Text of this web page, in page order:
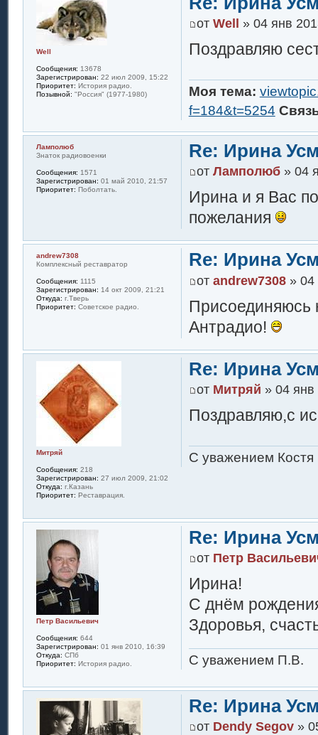
от Well » 04 янв
Поздравляю
Моя тема:
f=184&t=5254
Well
Сообщения: 13678
Зарегистрирован: 22 июл 2009, 15:22
Приоритет: История радио.
Позывной: "Россия" (1977-1980)
Re: Ирина
от Ламполюб» 04
Ирина и я Вас
пожелания
Ламполюб
Знаток радиовоенки
Сообщения: 1571
Зарегистрирован: 01 май 2010, 21:57
Приоритет: Поболтать.
Re: Ирина
от andrew7308» 04
Присоединяюсь
Антрадио!
andrew7308
Комплексный реставратор
Сообщения: 1115
Зарегистрирован: 14 окт 2009, 21:21
Откуда: г.Тверь
Приоритет: Советское радио.
Re: Ирина
от Митряй » 04
Поздравляю,с
С уважением Костя
Митряй
Сообщения: 218
Зарегистрирован: 27 июл 2009, 21:02
Откуда: г.Казань
Приоритет: Реставрация.
Re: Ирина
от Петр
Ирина!
С днём
Здоровья,
С уважением П.В.
Петр Васильевич
Сообщения: 644
Зарегистрирован: 01 янв 2010, 16:39
Откуда: СПб
Приоритет: История радио.
Re: Ирина
от Dendy Segov»